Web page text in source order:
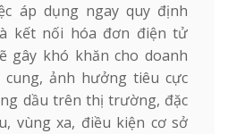
áp dụng ngay quy định
kết nối hóa đơn điện tử
gây khó khăn cho doanh
ảnh hưởng tiêu cực
dầu trên thị trường, đặc
vùng xa, điều kiện cơ sở